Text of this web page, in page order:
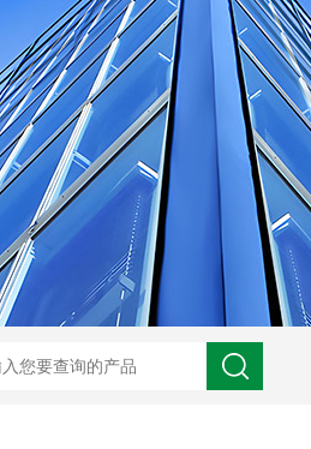
玻璃污泥 电镀废水压滤一体机 GSLY-